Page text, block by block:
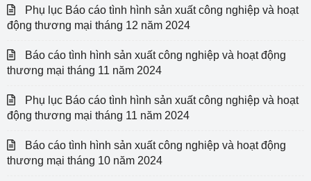
Phụ lục Báo cáo tình hình sản xuất công nghiệp và hoạt
động thương mại tháng 12 năm 2024
Báo cáo tình hình sản xuất công nghiệp và hoạt động
thương mại tháng 11 năm 2024
Phụ lục Báo cáo tình hình sản xuất công nghiệp và hoạt
động thương mại tháng 11 năm 2024
Báo cáo tình hình sản xuất công nghiệp và hoạt động
thương mại tháng 10 năm 2024